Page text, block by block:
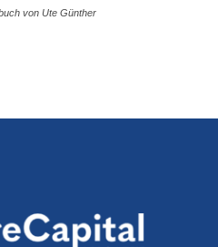
von Ute Günther